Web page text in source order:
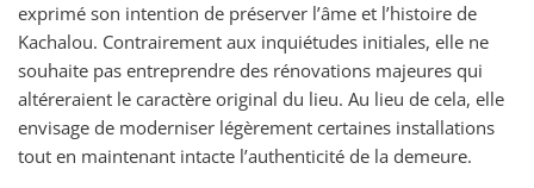
exprimé son intention de préserver l’âme et l’histoire de
Kachalou. Contrairement aux inquiétudes initiales, elle ne
souhaite pas entreprendre des rénovations majeures qui
altéreraient le caractère original du lieu. Au lieu de cela, elle
envisage de moderniser légèrement certaines installations
tout en maintenant intacte l’authenticité de la demeure.